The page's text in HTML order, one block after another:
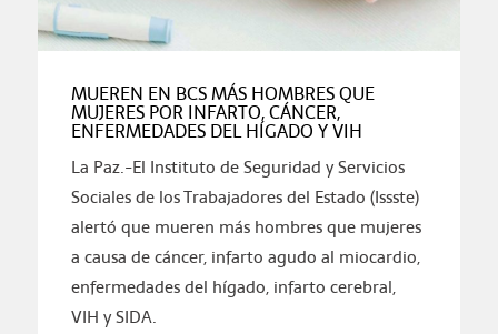
MUEREN EN BCS MÁS HOMBRES QUE
MUJERES POR INFARTO, CÁNCER,
ENFERMEDADES DEL HÍGADO Y VIH
La Paz.-El Instituto de Seguridad y Servicios
Sociales de los Trabajadores del Estado (Issste)
alertó que mueren más hombres que mujeres
a causa de cáncer, infarto agudo al miocardio,
enfermedades del hígado, infarto cerebral,
VIH y SIDA.